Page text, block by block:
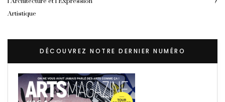
Artistique
DÉCOUVREZ NOTRE DERNIER NUMÉRO